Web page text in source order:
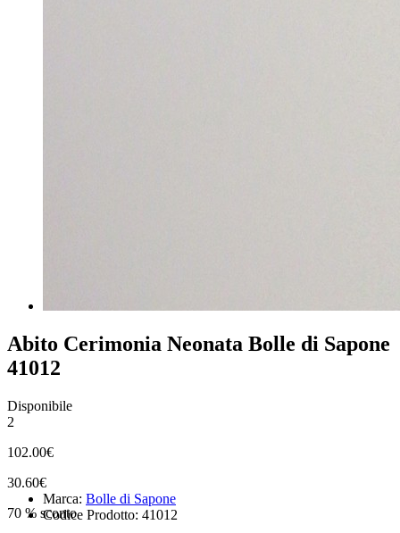
Abito Cerimonia Neonata Bolle di Sapone
41012
Disponibile
2
102.00€
30.60€
70 % sconto
Marca: Bolle di Sapone
Codice Prodotto: 41012